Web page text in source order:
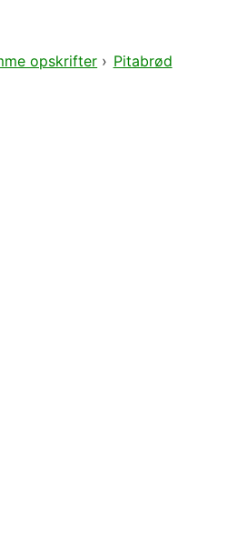
opskrifter › Pitabrød